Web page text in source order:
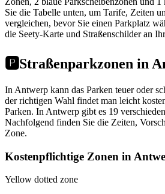
Sie die Tabelle unten, um Tarife, Zeiten
vergleichen, bevor Sie einen Parkplatz
die Seety-Karte und Straßenschilder an
🅿️Straßenparkzonen in
In Antwerp kann das Parken teuer oder
der richtigen Wahl findet man leicht
Parken. In Antwerp gibt es 19
Nachfolgend finden Sie die Zeiten,
Zone.
Kostenpflichtige Zonen in
Yellow dotted zone